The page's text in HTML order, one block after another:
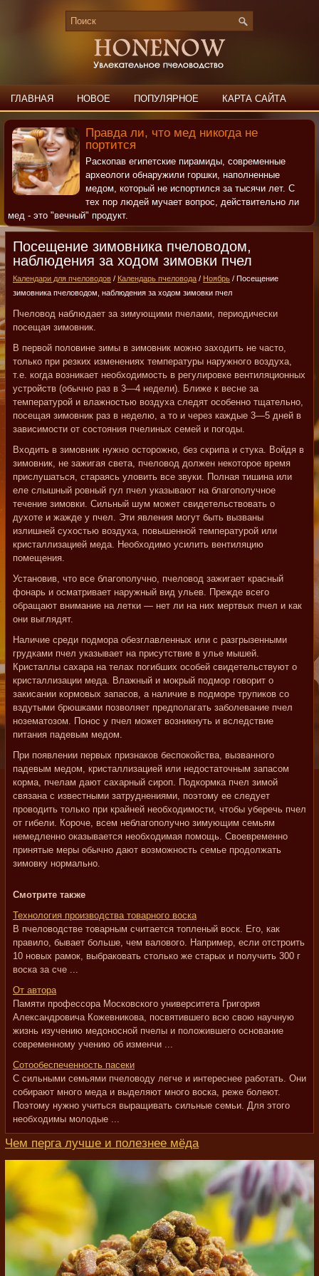
ГЛАВНАЯ НОВОЕ ПОПУЛЯРНОЕ КАРТА САЙТА
ПОИСК КОНТАКТЫ
Правда ли, что мед никогда не
портится
Раскопав египетские пирамиды, современные
археологи обнаружили горшки, наполненные
медом, который не испортился за тысячи лет. С
тех пор людей мучает вопрос, действительно ли
мед - это "вечный" продукт.
Посещение зимовника пчеловодом,
наблюдения за ходом зимовки пчел
Календари для пчеловодов / Календарь пчеловода / Ноябрь / Посещение
зимовника пчеловодом, наблюдения за ходом зимовки пчел
Пчеловод наблюдает за зимующими пчелами, периодически
посещая зимовник.
В первой половине зимы в зимовник можно заходить не часто,
только при резких изменениях температуры наружного воздуха,
т.е. когда возникает необходимость в регулировке вентиляционных
устройств (обычно раз в 3—4 недели). Ближе к весне за
температурой и влажностью воздуха следят особенно тщательно,
посещая зимовник раз в неделю, а то и через каждые 3—5 дней в
зависимости от состояния пчелиных семей и погоды.
Входить в зимовник нужно осторожно, без скрипа и стука. Войдя в
зимовник, не зажигая света, пчеловод должен некоторое время
прислушаться, стараясь уловить все звуки. Полная тишина или
еле слышный ровный гул пчел указывают на благополучное
течение зимовки. Сильный шум может свидетельствовать о
духоте и жажде у пчел. Эти явления могут быть вызваны
излишней сухостью воздуха, повышенной температурой или
кристаллизацией меда. Необходимо усилить вентиляцию
помещения.
Установив, что все благополучно, пчеловод зажигает красный
фонарь и осматривает наружный вид ульев. Прежде всего
обращают внимание на летки — нет ли на них мертвых пчел и как
они выглядят.
Наличие среди подмора обезглавленных или с разгрызенными
грудками пчел указывает на присутствие в улье мышей.
Кристаллы сахара на телах погибших особей свидетельствуют о
кристаллизации меда. Влажный и мокрый подмор говорит о
закисании кормовых запасов, а наличие в подморе трупиков со
вздутыми брюшками позволяет предполагать заболевание пчел
нозематозом. Понос у пчел может возникнуть и вследствие
питания падевым медом.
При появлении первых признаков беспокойства, вызванного
падевым медом, кристаллизацией или недостаточным запасом
корма, пчелам дают сахарный сироп. Подкормка пчел зимой
связана с известными затруднениями, поэтому ее следует
проводить только при крайней необходимости, чтобы уберечь пчел
от гибели. Короче, всем неблагополучно зимующим семьям
немедленно оказывается необходимая помощь. Своевременно
принятые меры обычно дают возможность семье продолжать
зимовку нормально.
Смотрите также
Технология производства товарного воска
В пчеловодстве товарным считается топленый воск. Его, как
правило, бывает больше, чем валового. Например, если отстроить
10 новых рамок, выбраковать столько же старых и получить 300 г
воска за сче ...
От автора
Памяти профессора Московского университета Григория
Александровича Кожевникова, посвятившего всю свою научную
жизнь изучению медоносной пчелы и положившего основание
современному учению об изменчи ...
Сотообеспеченность пасеки
С сильными семьями пчеловоду легче и интереснее работать. Они
собирают много меда и выделяют много воска, реже болеют.
Поэтому нужно учиться выращивать сильные семьи. Для этого
необходимы молодые ...
Чем перга лучше и полезнее мёда